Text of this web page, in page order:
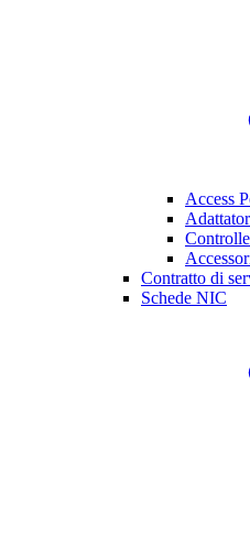
Access
Contratto di
Schede NIC